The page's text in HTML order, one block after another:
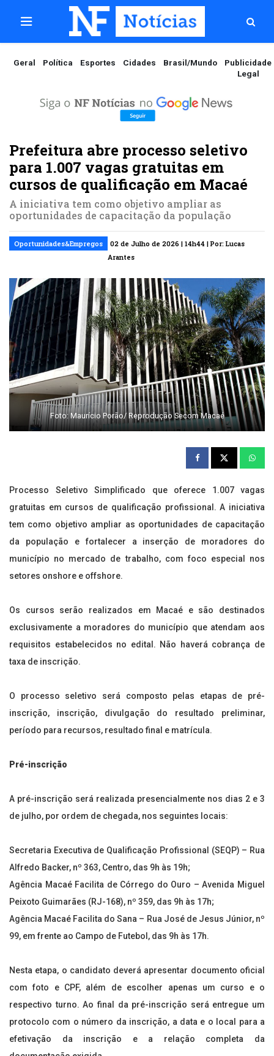
Geral Política Esportes Cidades Brasil/Mundo
Publicidade
Legal
Prefeitura abre processo seletivo
para 1.007 vagas gratuitas em
cursos de qualificação em Macaé
A iniciativa tem como objetivo ampliar as
oportunidades de capacitação da população
Oportunidades&Empregos
02 de Julho de 2026 | 14h44 | Por: Lucas
Arantes
Foto: Maurício Porão/ Reprodução Secom Macaé
Processo Seletivo Simplificado que oferece 1.007 vagas
gratuitas em cursos de qualificação profissional. A iniciativa
tem como objetivo ampliar as oportunidades de capacitação
da população e fortalecer a inserção de moradores do
município no mercado de trabalho, com foco especial nos
setores onshore e offshore.
Os cursos serão realizados em Macaé e são destinados
exclusivamente a moradores do município que atendam aos
requisitos estabelecidos no edital. Não haverá cobrança de
taxa de inscrição.
O processo seletivo será composto pelas etapas de pré-
inscrição, inscrição, divulgação do resultado preliminar,
período para recursos, resultado final e matrícula.
Pré-inscrição
A pré-inscrição será realizada presencialmente nos dias 2 e 3
de julho, por ordem de chegada, nos seguintes locais:
Secretaria Executiva de Qualificação Profissional (SEQP) – Rua
Alfredo Backer, nº 363, Centro, das 9h às 19h;
Agência Macaé Facilita de Córrego do Ouro – Avenida Miguel
Peixoto Guimarães (RJ-168), nº 359, das 9h às 17h;
Agência Macaé Facilita do Sana – Rua José de Jesus Júnior, nº
99, em frente ao Campo de Futebol, das 9h às 17h.
Nesta etapa, o candidato deverá apresentar documento oficial
com foto e CPF, além de escolher apenas um curso e o
respectivo turno. Ao final da pré-inscrição será entregue um
protocolo com o número da inscrição, a data e o local para a
efetivação da inscrição e a relação completa da